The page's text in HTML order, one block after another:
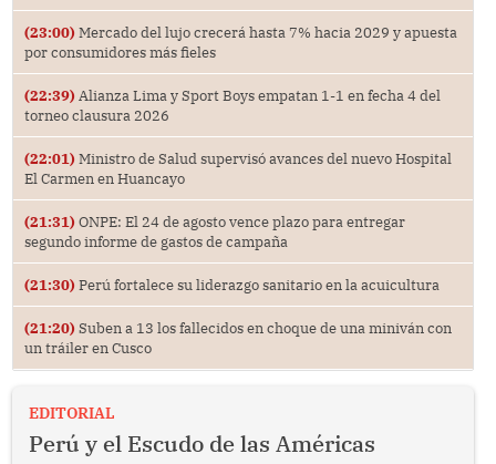
(23:00) Mercado del lujo crecerá hasta 7% hacia 2029 y apuesta
por consumidores más fieles
(22:39) Alianza Lima y Sport Boys empatan 1-1 en fecha 4 del
torneo clausura 2026
(22:01) Ministro de Salud supervisó avances del nuevo Hospital
El Carmen en Huancayo
(21:31) ONPE: El 24 de agosto vence plazo para entregar
segundo informe de gastos de campaña
(21:30) Perú fortalece su liderazgo sanitario en la acuicultura
(21:20) Suben a 13 los fallecidos en choque de una miniván con
un tráiler en Cusco
EDITORIAL
Perú y el Escudo de las Américas